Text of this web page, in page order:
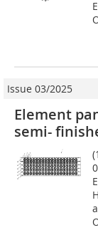
Issue 03/2025
Element
semi-